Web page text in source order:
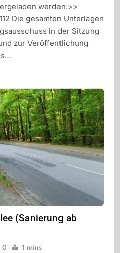
werden:>>
Die gesamten Unterlagen
in der Sitzung
zur Veröffentlichung
(Sanierung ab
0 1 mins